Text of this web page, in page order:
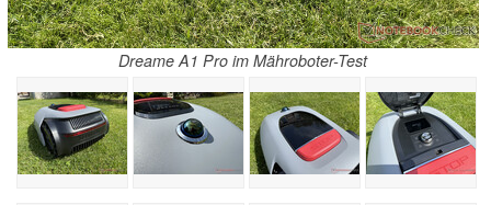
Dreame A1 Pro im Mähroboter-Test